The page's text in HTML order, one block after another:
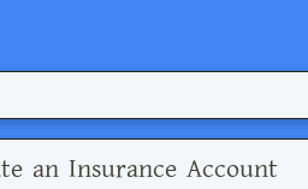
an Insurance Account